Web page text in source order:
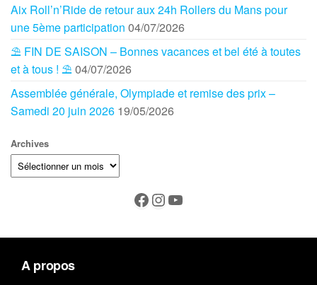
Aix Roll’n’Ride de retour aux 24h Rollers du Mans pour
une 5ème participation 04/07/2026
⛱️ FIN DE SAISON – Bonnes vacances et bel été à toutes
et à tous ! ⛱️04/07/2026
Assemblée générale, Olympiade et remise des prix –
Samedi 20 juin 2026 19/05/2026
Archives
A propos